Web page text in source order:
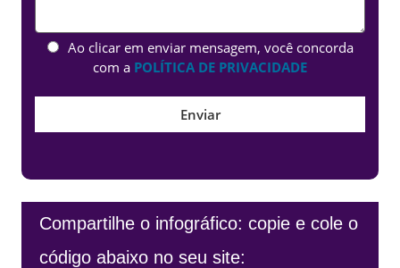
Ao clicar em enviar mensagem, você concorda
com a POLÍTICA DE PRIVACIDADE
Compartilhe o infográfico: copie e cole o
código abaixo no seu site: